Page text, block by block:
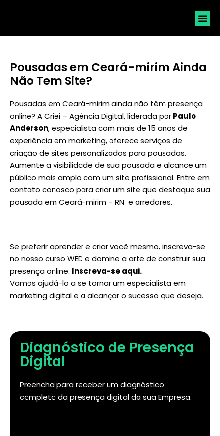
Pousadas em Ceará-mirim Ainda
Não Tem Site?
Pousadas em Ceará-mirim ainda não têm presença
online? A Criei – Agência Digital, liderada porPaulo
Anderson, especialista com mais de 15 anos de
experiência em marketing, oferece serviços de
criação de sites personalizados para pousadas.
Aumente a visibilidade de sua pousada e alcance um
público mais amplo com um site profissional. Entre em
contato conosco para criar um site que destaque sua
pousada em Ceará-mirim – RN e arredores.
Se preferir aprender e criar você mesmo, inscreva-se
no nosso curso WED e domine a arte de construir sua
presença online. Inscreva-se aqui.
Vamos ajudá-lo a se tornar um especialista em
marketing digital e a alcançar o sucesso que deseja.
Diagnóstico de Presença
Digital
Preencha para receber um diagnóstico
completo da presença digital da sua Empresa.